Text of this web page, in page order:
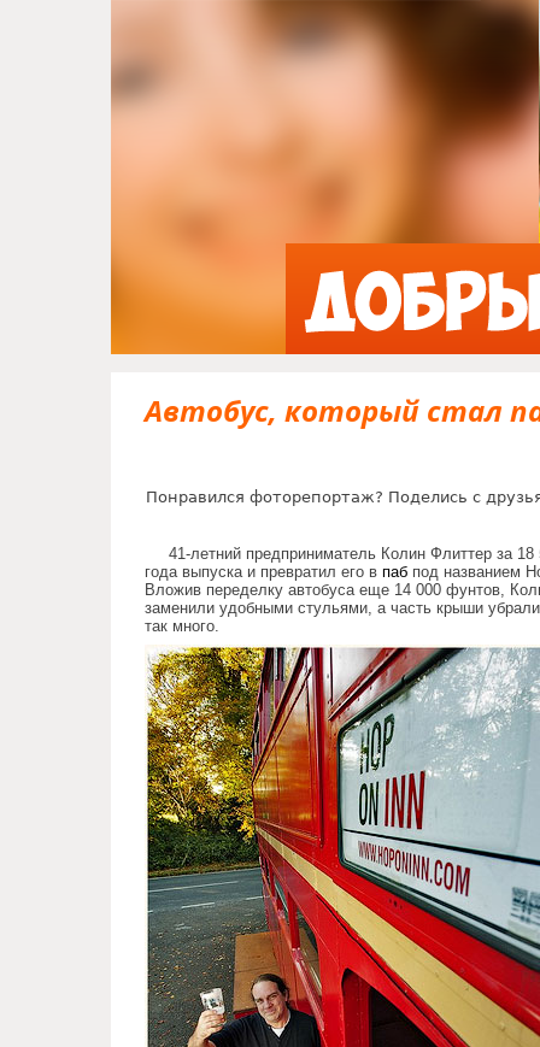
Автобус, который стал
Понравился фоторепортаж? Поделись с
41-летний предприниматель Колин Флиттер за
года выпуска и превратил его в паб под названием
Вложив переделку автобуса еще 14 000 фунтов,
заменили удобными стульями, а часть крыши
так много.